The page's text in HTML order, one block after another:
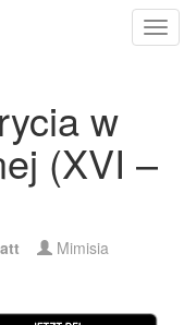
w
(XVI –
Mimisia